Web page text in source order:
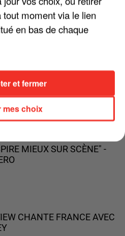
LE TRAC"
PAS DES PARENTS
MIEUX SUR SCÈNE" -
CHANTE FRANCE AVEC
moment via le lien
en bas de chaque
mes choix
et fermer